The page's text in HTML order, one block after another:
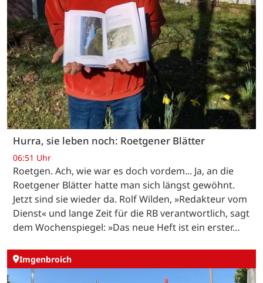
Hurra, sie leben noch: Roetgener Blätter
06:51 Uhr
Roetgen. Ach, wie war es doch vordem... Ja, an die
Roetgener Blätter hatte man sich längst gewöhnt.
Jetzt sind sie wieder da. Rolf Wilden, »Redakteur vom
Dienst« und lange Zeit für die RB verantwortlich, sagt
dem Wochenspiegel: »Das neue Heft ist ein erster…
Imgenbroich